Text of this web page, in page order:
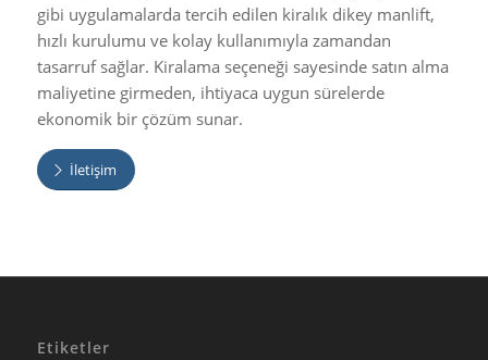
gibi uygulamalarda tercih edilen kiralık dikey manlift,
hızlı kurulumu ve kolay kullanımıyla zamandan
tasarruf sağlar. Kiralama seçeneği sayesinde satın alma
maliyetine girmeden, ihtiyaca uygun sürelerde
ekonomik bir çözüm sunar.
İletişim
Etiketler